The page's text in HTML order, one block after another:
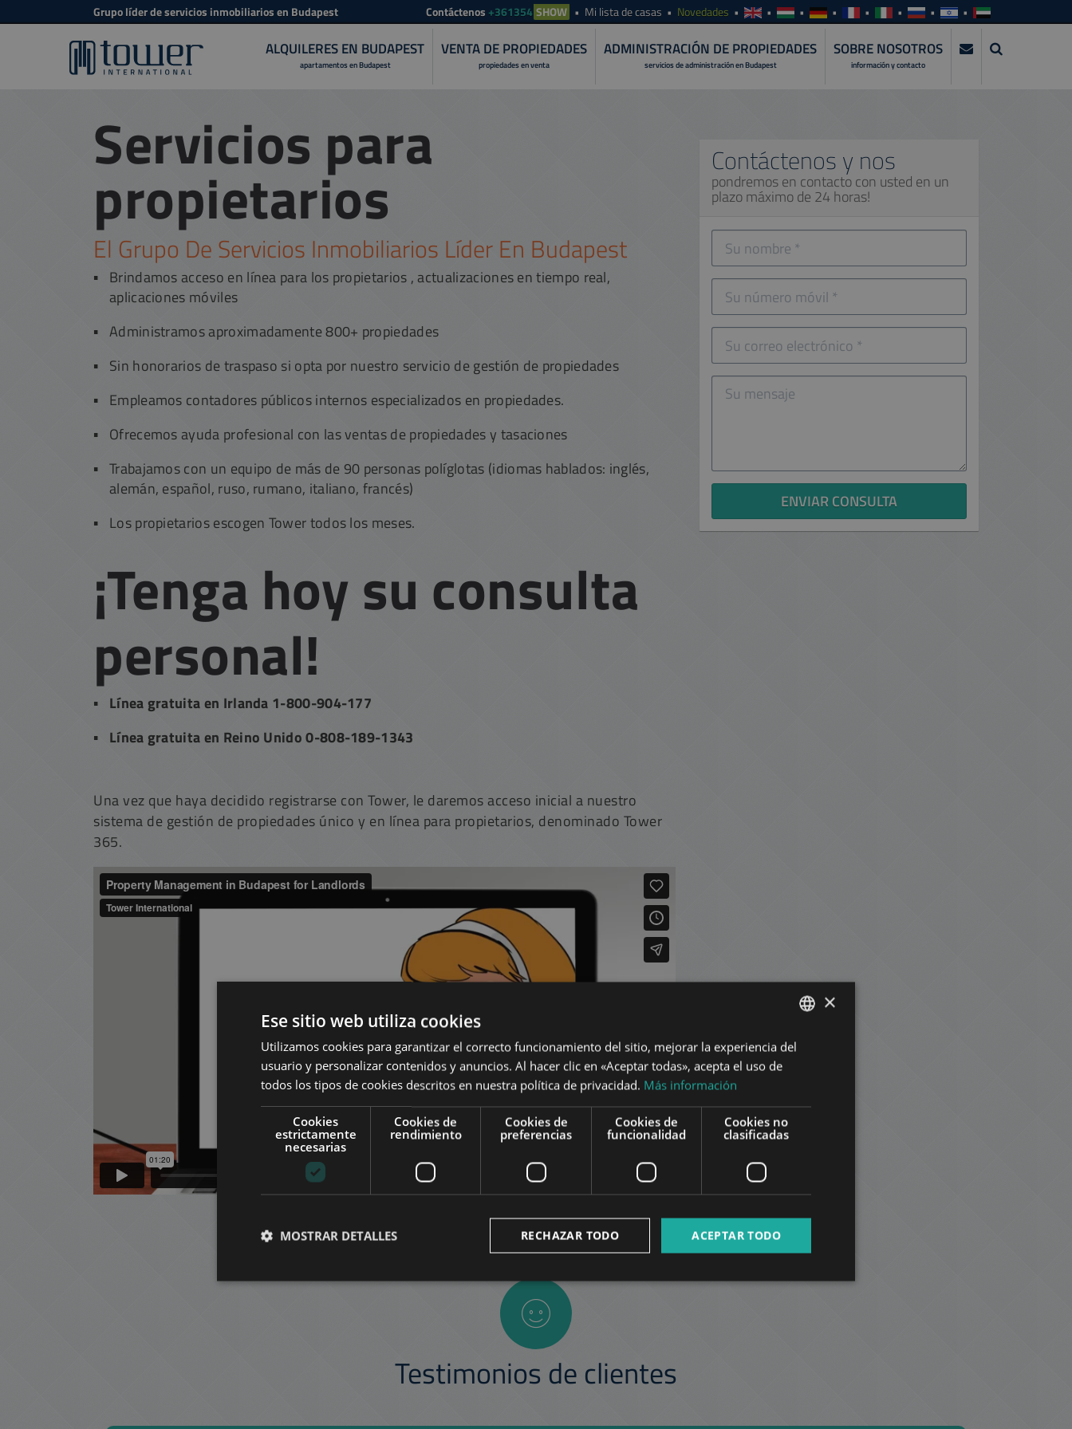
Grupo líder de servicios inmobiliarios en Budapest Contáctenos +361354 SHOW Mi lista de casas Novedades
ALQUILERES EN BUDAPEST
apartamentos en Budapest
VENTA DE PROPIEDADES
propiedades en venta
ADMINISTRACIÓN DE PROPIEDADES
servicios de administración en Budapest
SOBRE NOSOTROS
información y contacto
Contáctenos y nos
pondremos en contacto con usted en un
plazo máximo de 24 horas!
Su
nombre
Su
número
móvil
Su
correo
electrónico
Su
mensaje
ENVIAR CONSULTA
Servicios para
propietarios
El Grupo De Servicios Inmobiliarios Líder En Budapest
Brindamos acceso en línea para los propietarios , actualizaciones en tiempo real,
aplicaciones móviles
Administramos aproximadamente 800+ propiedades
Sin honorarios de traspaso si opta por nuestro servicio de gestión de propiedades
Empleamos contadores públicos internos especializados en propiedades.
Ofrecemos ayuda profesional con las ventas de propiedades y tasaciones
Trabajamos con un equipo de más de 90 personas políglotas (idiomas hablados: inglés,
alemán, español, ruso, rumano, italiano, francés)
Los propietarios escogen Tower todos los meses.
¡Tenga hoy su consulta
personal!
Línea gratuita en Irlanda 1-800-904-177
Línea gratuita en Reino Unido 0-808-189-1343
Una vez que haya decidido registrarse con Tower, le daremos acceso inicial a nuestro
sistema de gestión de propiedades único y en línea para propietarios, denominado Tower
365.
Testimonios de clientes
ENGLISH
HUNGARIAN
FRENCH
ARABIC
×
Ese sitio web utiliza cookies
Utilizamos cookies para garantizar el correcto funcionamiento del sitio, mejorar la experiencia del
usuario y personalizar contenidos y anuncios. Al hacer clic en «Aceptar todas», acepta el uso de
todos los tipos de cookies descritos en nuestra política de privacidad. Más información
Cookies
estrictamente
necesarias
Cookies de
rendimiento
Cookies de
preferencias
Cookies de
funcionalidad
Cookies no
clasificadas
ACEPTAR TODO
RECHAZAR TODO
MOSTRAR DETALLES